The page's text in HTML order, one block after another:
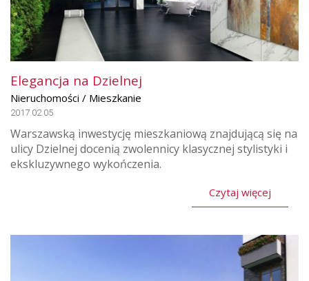
Elegancja na Dzielnej
Nieruchomości / Mieszkanie
2017.02.05
Warszawską inwestycję mieszkaniową znajdującą się na
ulicy Dzielnej docenią zwolennicy klasycznej stylistyki i
ekskluzywnego wykończenia.
Czytaj więcej